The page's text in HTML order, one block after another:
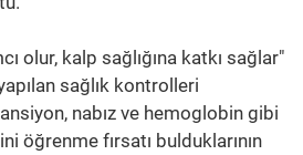
olur, kalp sağlığına katkı sağlar"
sağlık kontrolleri
nabız ve hemoglobin gibi
öğrenme fırsatı bulduklarının